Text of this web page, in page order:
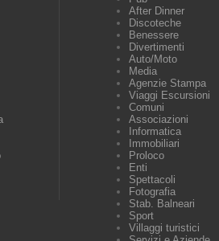
After Dinner
Discoteche
Benessere
Divertimenti
Auto/Moto
Media
Agenzie Stampa
Viaggi Escursioni
Comuni
Associazioni
Informatica
Immobiliari
Proloco
Enti
Spettacoli
Fotografia
Stab. Balneari
Sport
Villaggi turistici